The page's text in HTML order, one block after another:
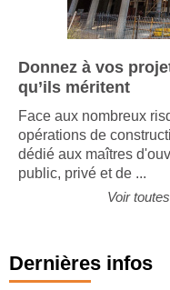
Donnez à vos
qu’ils méritent
Face aux nombreux
opérations de
dédié aux maîtres
Dernières infos